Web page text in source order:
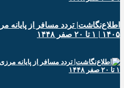
۱۴۰۵ | ۱ تا ۲۰ صفر ۱۴۴۸